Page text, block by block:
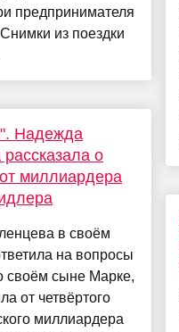
предпринимателя
из поездки
Надежда
о
миллиардера
в своём
на вопросы
своём сыне Марке,
от четвёртого
миллиардера